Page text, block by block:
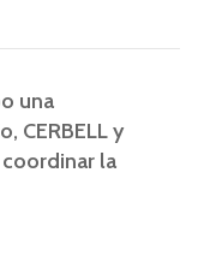
una
CERBELL y
la